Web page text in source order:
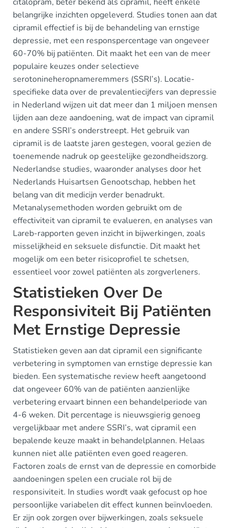
belangrijke inzichten opgeleverd. Studies tonen aan dat
cipramil effectief is bij de behandeling van ernstige
depressie, met een responspercentage van ongeveer
60-70% bij patiënten. Dit maakt het een van de meer
populaire keuzes onder selectieve
serotonineheropnameremmers (SSRI’s). Locatie-
specifieke data over de prevalentiecijfers van depressie
in Nederland wijzen uit dat meer dan 1 miljoen mensen
lijden aan deze aandoening, wat de impact van cipramil
en andere SSRI’s onderstreept. Het gebruik van
cipramil is de laatste jaren gestegen, vooral gezien de
toenemende nadruk op geestelijke gezondheidszorg.
Nederlandse studies, waaronder analyses door het
Nederlands Huisartsen Genootschap, hebben het
belang van dit medicijn verder benadrukt.
Metanalysemethoden worden gebruikt om de
effectiviteit van cipramil te evalueren, en analyses van
Lareb-rapporten geven inzicht in bijwerkingen, zoals
misselijkheid en seksuele disfunctie. Dit maakt het
mogelijk om een beter risicoprofiel te schetsen,
essentieel voor zowel patiënten als zorgverleners.
Statistieken Over De
Responsiviteit Bij Patiënten
Met Ernstige Depressie
Statistieken geven aan dat cipramil een significante
verbetering in symptomen van ernstige depressie kan
bieden. Een systematische review heeft aangetoond
dat ongeveer 60% van de patiënten aanzienlijke
verbetering ervaart binnen een behandelperiode van
4-6 weken. Dit percentage is nieuwsgierig genoeg
vergelijkbaar met andere SSRI’s, wat cipramil een
bepalende keuze maakt in behandelplannen. Helaas
kunnen niet alle patiënten even goed reageren.
Factoren zoals de ernst van de depressie en comorbide
aandoeningen spelen een cruciale rol bij de
responsiviteit. In studies wordt vaak gefocust op hoe
persoonlijke variabelen dit effect kunnen beïnvloeden.
Er zijn ook zorgen over bijwerkingen, zoals seksuele